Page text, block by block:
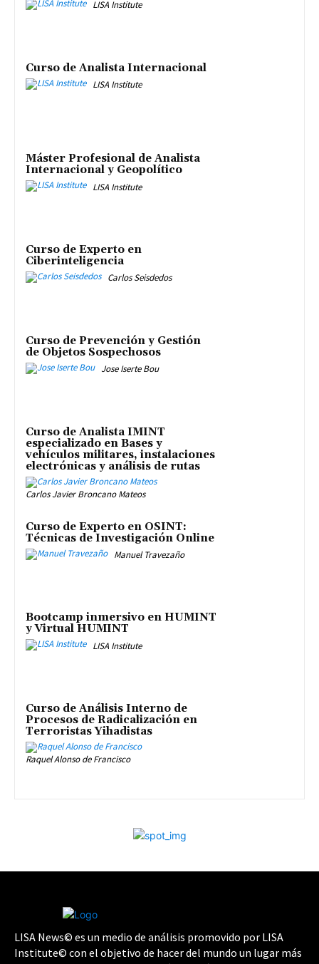
LISA Institute
Curso de Analista Internacional
LISA Institute
Máster Profesional de Analista
Internacional y Geopolítico
LISA Institute
Curso de Experto en
Ciberinteligencia
Carlos Seisdedos
Curso de Prevención y Gestión
de Objetos Sospechosos
Jose Iserte Bou
Curso de Analista IMINT
especializado en Bases y
vehículos militares, instalaciones
electrónicas y análisis de rutas
Carlos Javier Broncano Mateos
Curso de Experto en OSINT:
Técnicas de Investigación Online
Manuel Travezaño
Bootcamp inmersivo en HUMINT
y Virtual HUMINT
LISA Institute
Curso de Análisis Interno de
Procesos de Radicalización en
Terroristas Yihadistas
Raquel Alonso de Francisco
LISA News© es un medio de análisis promovido por LISA
Institute© con el objetivo de hacer del mundo un lugar más